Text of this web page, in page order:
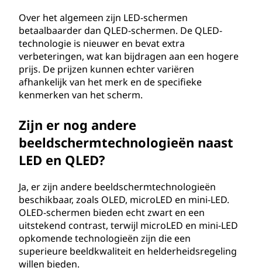
Over het algemeen zijn LED-schermen
betaalbaarder dan QLED-schermen. De QLED-
technologie is nieuwer en bevat extra
verbeteringen, wat kan bijdragen aan een hogere
prijs. De prijzen kunnen echter variëren
afhankelijk van het merk en de specifieke
kenmerken van het scherm.
Zijn er nog andere
beeldschermtechnologieën naast
LED en QLED?
Ja, er zijn andere beeldschermtechnologieën
beschikbaar, zoals OLED, microLED en mini-LED.
OLED-schermen bieden echt zwart en een
uitstekend contrast, terwijl microLED en mini-LED
opkomende technologieën zijn die een
superieure beeldkwaliteit en helderheidsregeling
willen bieden.